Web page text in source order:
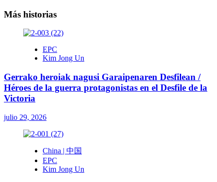
Más historias
EPC
Kim Jong Un
Gerrako heroiak nagusi Garaipenaren Desfilean /
Héroes de la guerra protagonistas en el Desfile de la
Victoria
julio 29, 2026
China | 中国
EPC
Kim Jong Un